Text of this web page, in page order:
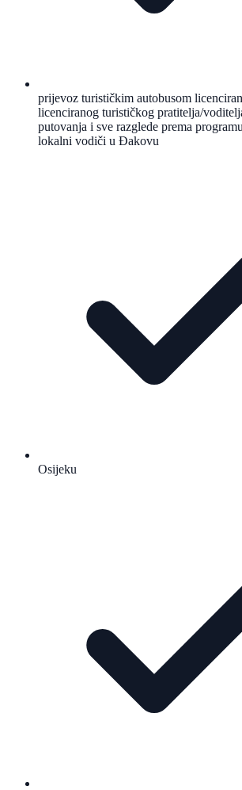
prijevoz turističkim autobusom
licenciranog turističkog pratitelja/
putovanja i sve razglede prema
lokalni vodiči u Đakovu
Osijeku